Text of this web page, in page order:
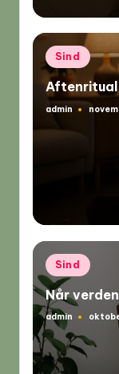
Posted
in
Sind
Posted
admin
Posted
in
Sind
Når
Posted
by
admin